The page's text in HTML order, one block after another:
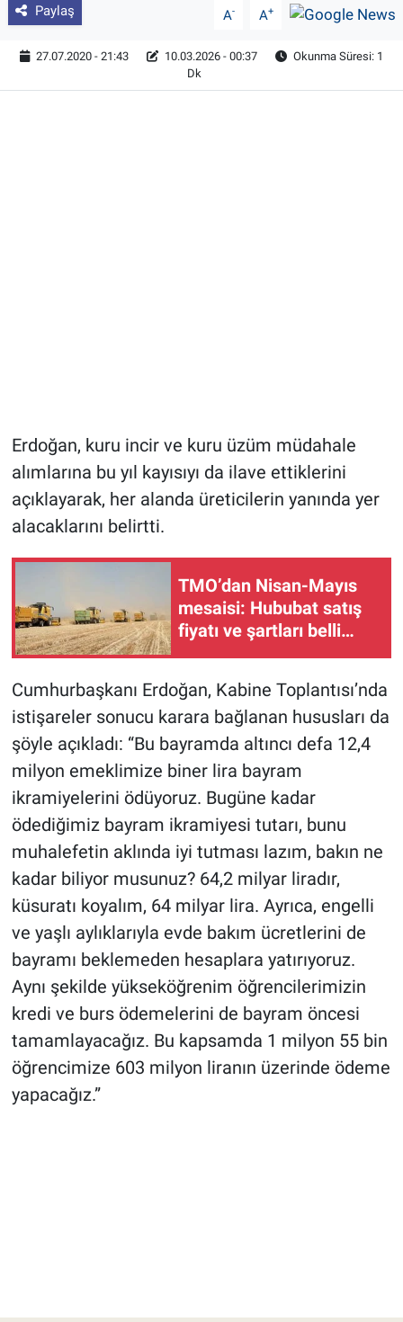
Paylaş A- A+
27.07.2020 - 21:43 10.03.2026 - 00:37
Okunma Süresi: 1
Dk
Erdoğan, kuru incir ve kuru üzüm müdahale
alımlarına bu yıl kayısıyı da ilave ettiklerini
açıklayarak, her alanda üreticilerin yanında yer
alacaklarını belirtti.
TMO’dan Nisan-Mayıs
mesaisi: Hububat satış
fiyatı ve şartları belli
oldu!
Cumhurbaşkanı Erdoğan, Kabine Toplantısı’nda
istişareler sonucu karara bağlanan hususları da
şöyle açıkladı: “Bu bayramda altıncı defa 12,4
milyon emeklimize biner lira bayram
ikramiyelerini ödüyoruz. Bugüne kadar
ödediğimiz bayram ikramiyesi tutarı, bunu
muhalefetin aklında iyi tutması lazım, bakın ne
kadar biliyor musunuz? 64,2 milyar liradır,
küsuratı koyalım, 64 milyar lira. Ayrıca, engelli
ve yaşlı aylıklarıyla evde bakım ücretlerini de
bayramı beklemeden hesaplara yatırıyoruz.
Aynı şekilde yükseköğrenim öğrencilerimizin
kredi ve burs ödemelerini de bayram öncesi
tamamlayacağız. Bu kapsamda 1 milyon 55 bin
öğrencimize 603 milyon liranın üzerinde ödeme
yapacağız.”
Şeker ve Şekerli Mamüller
Tahıllar ve Baklagiller